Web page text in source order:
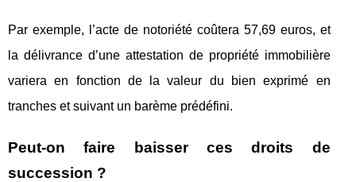
Par exemple, l’acte de notoriété coûtera 57,69 euros, et
la délivrance d’une attestation de propriété immobilière
variera en fonction de la valeur du bien exprimé en
tranches et suivant un barème prédéfini.
Peut-on faire baisser ces droits de
succession ?